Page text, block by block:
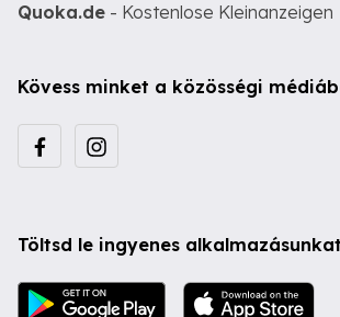
Quoka.de - Kostenlose Kleinanzeigen
Kövess minket a közösségi
Töltsd le ingyenes alkalmazásunkat